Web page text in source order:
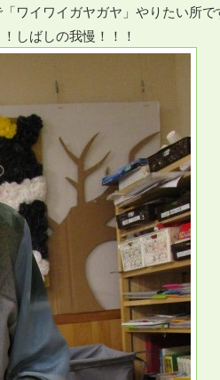
ワイワイガヤガヤ」やりたい所で
しばしの我慢！！！